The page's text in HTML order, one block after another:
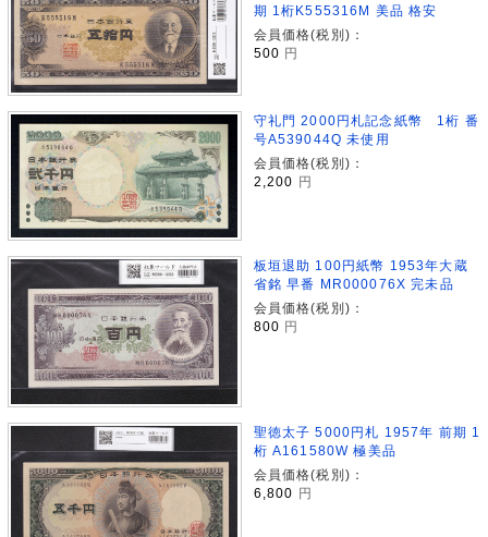
期 1桁K555316M 美品 格安
会員価格(税別)：
500 円
守礼門 2000円札記念紙幣 1桁 番
号A539044Q 未使用
会員価格(税別)：
2,200
円
板垣退助 100円紙幣 1953年大蔵
省銘 早番 MR000076X 完未品
会員価格(税別)：
800 円
聖徳太子 5000円札 1957年 前期 1
桁 A161580W 極美品
会員価格(税別)：
6,800
円